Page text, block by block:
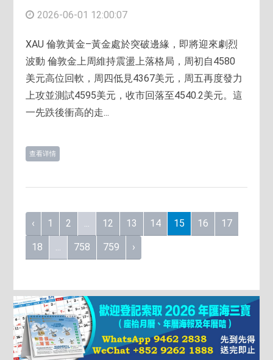
2026-06-01 12:00:07
XAU 倫敦黃金–黃金處於突破邊緣，即將迎來劇烈
波動 倫敦金上周維持震盪上落格局，周初自4580
美元高位回軟，周四低見4367美元，周五再度發力
上攻並測試4595美元，收市回落至4540.2美元。這
一先跌後衝高的走...
查看详情
‹ 1 2 ... 12 13 14 15 16 17
18 ... 758 759 ›